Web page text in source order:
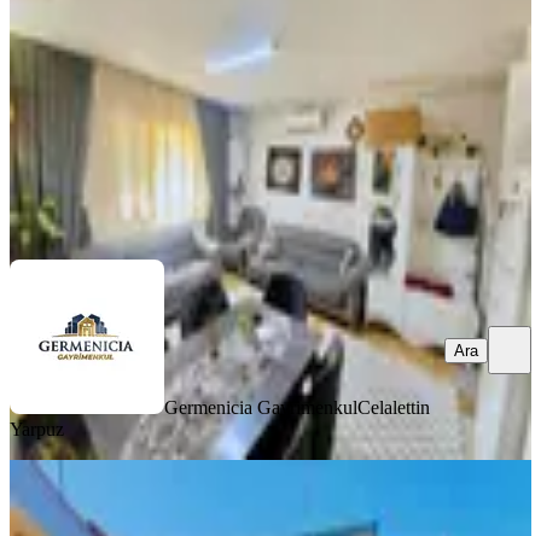
1.450.000 ₺
Germenicia Gayrimenkul Celalettin Yarpuz
Ara
Germenicia GayrimenkulCelalettin
Yarpuz
Ara
MANZARALI
2023 Sonrası Çelik Müstakilev